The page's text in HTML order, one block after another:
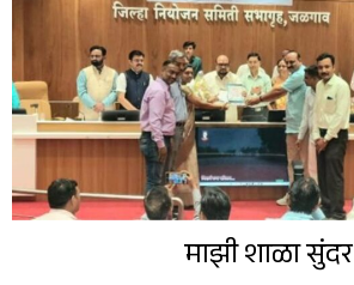
माझी शाळा सुंदर